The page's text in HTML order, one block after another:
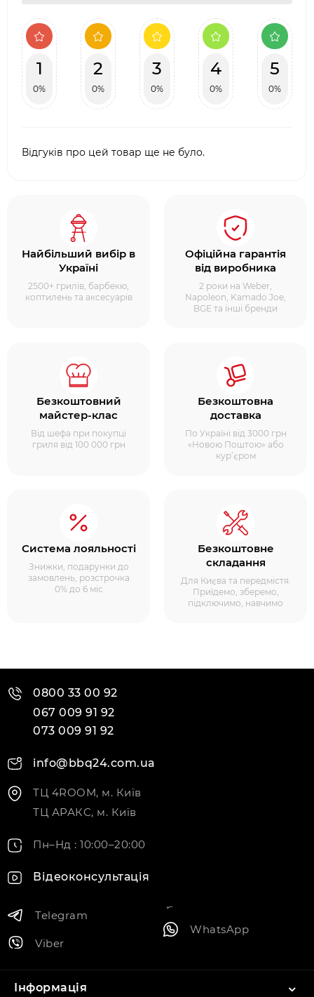
1
0%
2
0%
3
0%
4
0%
5
0%
Відгуків про цей товар ще не було.
Найбільший вибір в
Україні
2500+ грилів, барбекю,
коптилень та аксесуарів
Офіційна гарантія
від виробника
2 роки на Weber,
Napoleon, Kamado Joe,
BGE та інші бренди
Безкоштовний
майстер-клас
Від шефа при покупці
гриля від 100 000 грн
Безкоштовна
доставка
По Україні від 3000 грн
«Новою Поштою» або
кур’єром
Система лояльності
Знижки, подарунки до
замовлень, розстрочка
0% до 6 міс
Безкоштовне
складання
Для Києва та передмістя.
Приїдемо, зберемо,
підключимо, навчимо
0800 33 00 92
067 009 91 92
073 009 91 92
info@bbq24.com.ua
ТЦ 4ROOM, м. Київ
ТЦ АРАКС, м. Київ
Пн–Нд : 10:00–20:00
Відеоконсультація
Telegram
Viber
WhatsApp
Інформація